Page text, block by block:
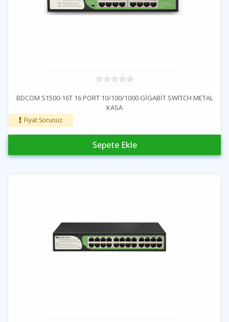
BDCOM S1500-16T 16 PORT 10/100/1000 GİGABİT SWITCH METAL
KASA
Fiyat Sorunuz
Sepete Ekle